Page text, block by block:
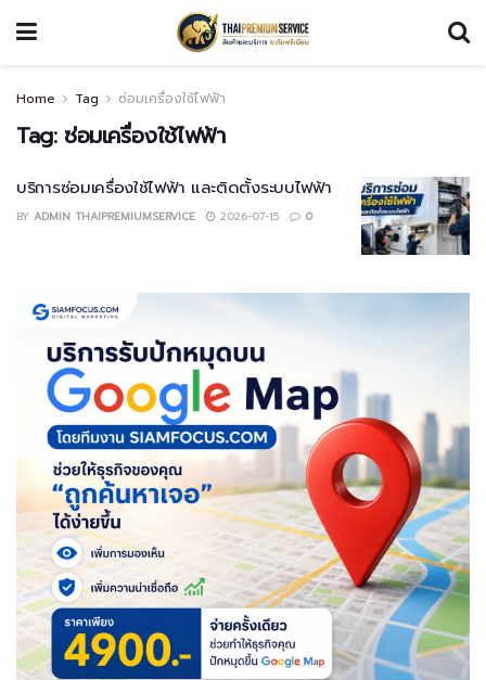
Home Tag ซ่อมเครื่องใช้ไฟฟ้า
Tag: ซ่อมเครื่องใช้ไฟฟ้า
บริการซ่อมเครื่องใช้ไฟฟ้า และติดตั้งระบบไฟฟ้า
BY ADMIN THAIPREMIUMSERVICE 2026-07-15 0